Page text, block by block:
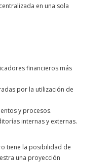
en una sola
financieros más
por la utilización de
y procesos.
internas y externas.
tiene la posibilidad de
una proyección